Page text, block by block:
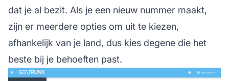
dat je al bezit. Als je een nieuw nummer maakt,
zijn er meerdere opties om uit te kiezen,
afhankelijk van je land, dus kies degene die het
beste bij je behoeften past.